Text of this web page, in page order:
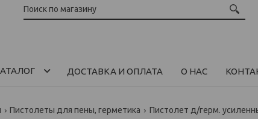
ДОСТАВКА И ОПЛАТА О НАС
Пистолеты для пены, герметика Пистолет д/герм.